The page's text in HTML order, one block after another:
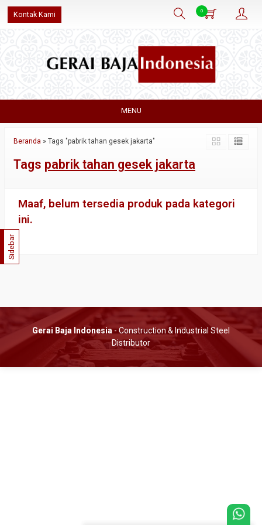
Kontak Kami 0
MENU
Beranda » Tags "pabrik tahan gesek jakarta"
Tags pabrik tahan gesek jakarta
Maaf, belum tersedia produk pada kategori
ini.
Sidebar
Gerai Baja Indonesia- Construction & Industrial Steel
Distributor